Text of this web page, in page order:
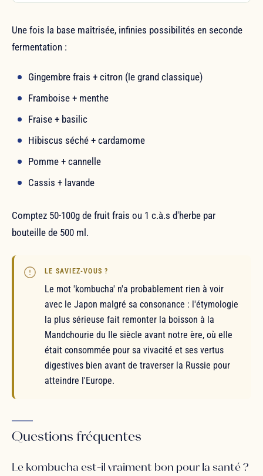
Une fois la base maîtrisée, infinies possibilités en seconde
fermentation :
Gingembre frais + citron (le grand classique)
Framboise + menthe
Fraise + basilic
Hibiscus séché + cardamome
Pomme + cannelle
Cassis + lavande
Comptez 50-100g de fruit frais ou 1 c.à.s d'herbe par
bouteille de 500 ml.
LE SAVIEZ-VOUS ?
Le mot 'kombucha' n'a probablement rien à voir
avec le Japon malgré sa consonance : l'étymologie
la plus sérieuse fait remonter la boisson à la
Mandchourie du IIe siècle avant notre ère, où elle
était consommée pour sa vivacité et ses vertus
digestives bien avant de traverser la Russie pour
atteindre l'Europe.
Questions fréquentes
Le kombucha est-il vraiment bon pour la santé ?